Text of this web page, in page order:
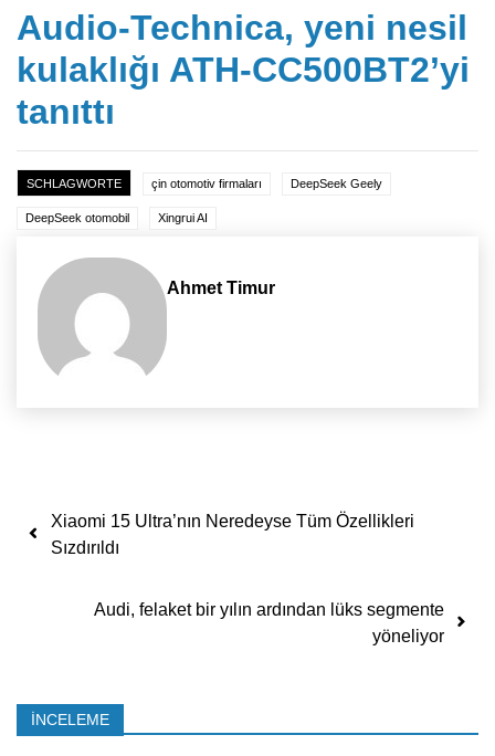
Audio-Technica, yeni nesil
kulaklığı ATH-CC500BT2’yi
tanıttı
SCHLAGWORTE çin otomotiv firmaları DeepSeek Geely
DeepSeek otomobil Xingrui AI
Ahmet Timur
Yazı dolaşımı
Xiaomi 15 Ultra’nın Neredeyse Tüm Özellikleri
Sızdırıldı
Audi, felaket bir yılın ardından lüks segmente
yöneliyor
İNCELEME